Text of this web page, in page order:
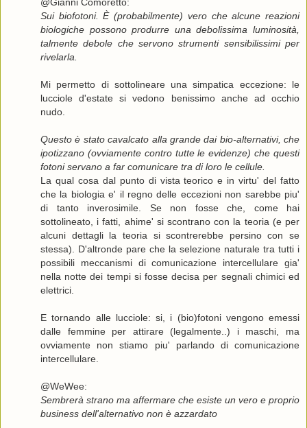
Sui biofotoni. È (probabilmente) vero che alcune reazioni
biologiche possono produrre una debolissima luminosità,
talmente debole che servono strumenti sensibilissimi per
rivelarla.
Mi permetto di sottolineare una simpatica eccezione: le
lucciole d'estate si vedono benissimo anche ad occhio
nudo.
Questo è stato cavalcato alla grande dai bio-alternativi, che
ipotizzano (ovviamente contro tutte le evidenze) che questi
fotoni servano a far comunicare tra di loro le cellule.
La qual cosa dal punto di vista teorico e in virtu' del fatto
che la biologia e' il regno delle eccezioni non sarebbe piu'
di tanto inverosimile. Se non fosse che, come hai
sottolineato, i fatti, ahime' si scontrano con la teoria (e per
alcuni dettagli la teoria si scontrerebbe persino con se
stessa). D'altronde pare che la selezione naturale tra tutti i
possibili meccanismi di comunicazione intercellulare gia'
nella notte dei tempi si fosse decisa per segnali chimici ed
elettrici.
E tornando alle lucciole: si, i (bio)fotoni vengono emessi
dalle femmine per attirare (legalmente..) i maschi, ma
ovviamente non stiamo piu' parlando di comunicazione
intercellulare.
@WeWee:
Sembrerà strano ma affermare che esiste un vero e proprio
business dell'alternativo non è azzardato